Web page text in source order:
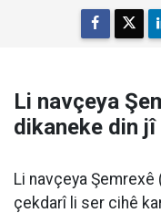
Li navçeya
dikaneke din
Li navçeya Şemrexê
çekdarî li ser cihê